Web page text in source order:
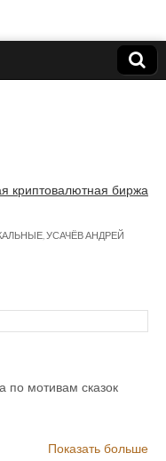
УСАЧЁВ АНДРЕЙ
по мотивам сказок
Показать больше